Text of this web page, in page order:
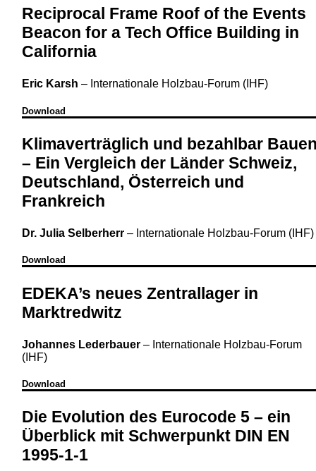
Reciprocal Frame Roof of the Events
Beacon for a Tech Office Building in
California
Eric Karsh – Internationale Holzbau-Forum (IHF)
Download
Klimaverträglich und bezahlbar
– Ein Vergleich der Länder Schweiz,
Deutschland, Österreich und
Frankreich
Dr. Julia Selberherr – Internationale Holzbau-Forum (IHF)
Download
EDEKA’s neues Zentrallager in
Marktredwitz
Johannes Lederbauer – Internationale Holzbau-Forum
(IHF)
Download
Die Evolution des Eurocode 5 – ein
Überblick mit Schwerpunkt DIN EN
1995-1-1